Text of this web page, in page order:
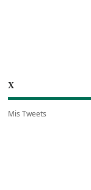
X
Mis Tweets